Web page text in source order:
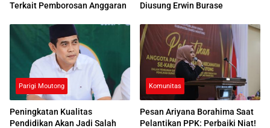
Terkait Pemborosan Anggaran
Diusung Erwin Burase
Parigi Moutong
Peningkatan Kualitas
Pendidikan Akan Jadi Salah
Komunitas
Pesan Ariyana Borahima Saat
Pelantikan PPK: Perbaiki Niat!